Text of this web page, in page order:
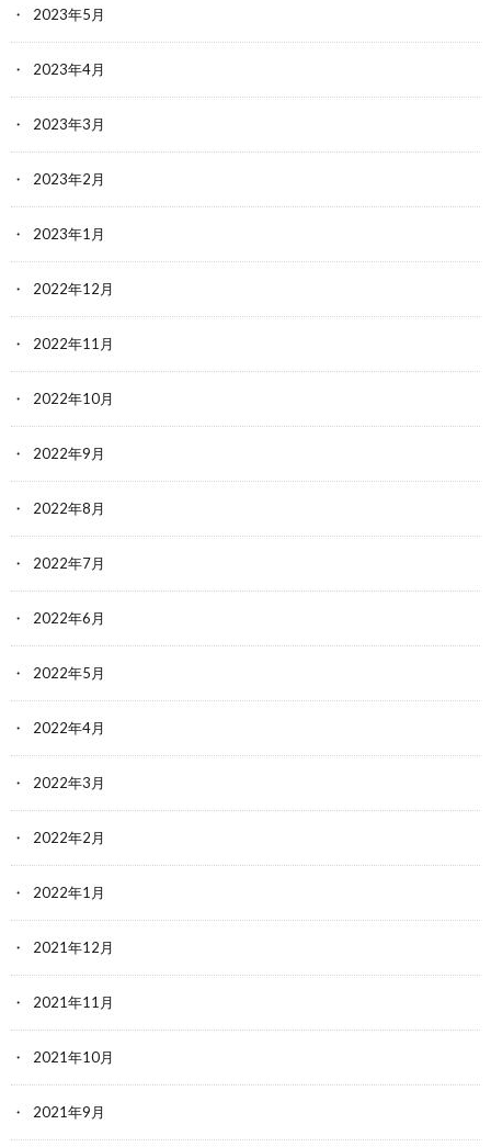
2023年5月
2023年4月
2023年3月
2023年2月
2023年1月
2022年12月
2022年11月
2022年10月
2022年9月
2022年8月
2022年7月
2022年6月
2022年5月
2022年4月
2022年3月
2022年2月
2022年1月
2021年12月
2021年11月
2021年10月
2021年9月